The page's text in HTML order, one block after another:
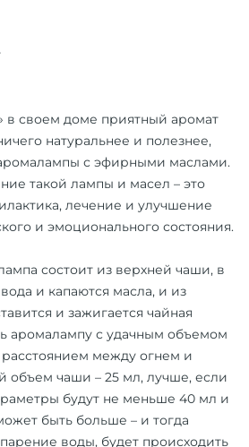
в своем доме приятный аромат
натуральнее и полезнее,
с эфирными маслами.
такой лампы и масел – это
лечение и улучшение
и эмоционального состояния.
состоит из верхней чаши, в
и капаются масла, и из
и зажигается чайная
аромалампу с удачным объемом
между огнем и
чаши – 25 мл, лучше, если
будут не меньше 40 мл и
быть больше – и тогда
воды, будет происходить